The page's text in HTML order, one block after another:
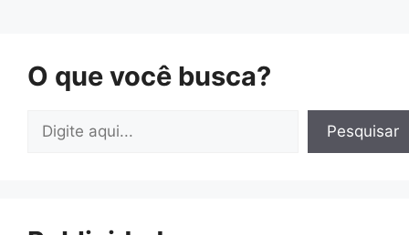
O que você busca?
Pesquisar Pesquisar